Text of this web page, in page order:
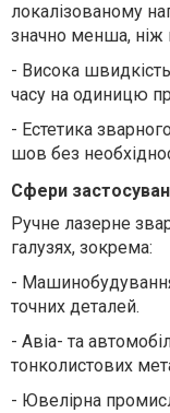
локалізованому
значно менша, ніж
- Висока
часу на одиницю
- Естетика
шов без
Сфери
Ручне лазерне
галузях, зокрема:
-
точних деталей.
- Авіа- та
тонколистових
- Ювелірна